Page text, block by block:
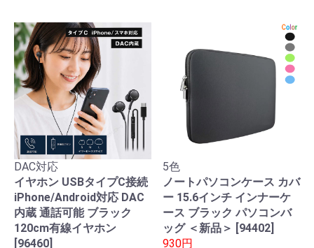
DAC対応
イヤホン USBタイプC接続
iPhone/Android対応 DAC
内蔵 通話可能 ブラック
120cm有線イヤホン
[96460]
5色
ノートパソコンケース カバ
ー 15.6インチ インナーケ
ース ブラック パソコンバ
ッグ ＜新品＞ [94402]
930円